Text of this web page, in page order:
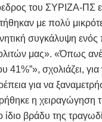
του ΣΥΡΙΖΑ-ΠΣ
με πολύ
συγκάλυψη ενός
μας». «Όπως
41%”», σχολιάζει,
για να
η χειραγώγηση
ίδιο βράδυ της